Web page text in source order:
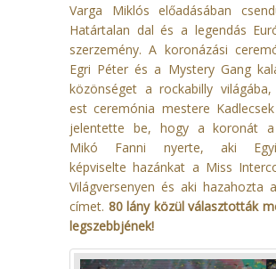
Varga Miklós előadásában
Határtalan dal és a legendás
szerzemény. A koronázási
Egri Péter és a Mystery Gang
közönséget a rockabilly
est ceremónia mestere
jelentette be, hogy a koronát a
Mikó Fanni nyerte, aki
képviselte hazánkat a Miss
Világversenyen és aki hazahozta
címet. 80 lány közül választották
legszebbjének!